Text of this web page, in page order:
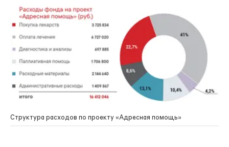
Структура расходов по проекту «Адресная помощь»